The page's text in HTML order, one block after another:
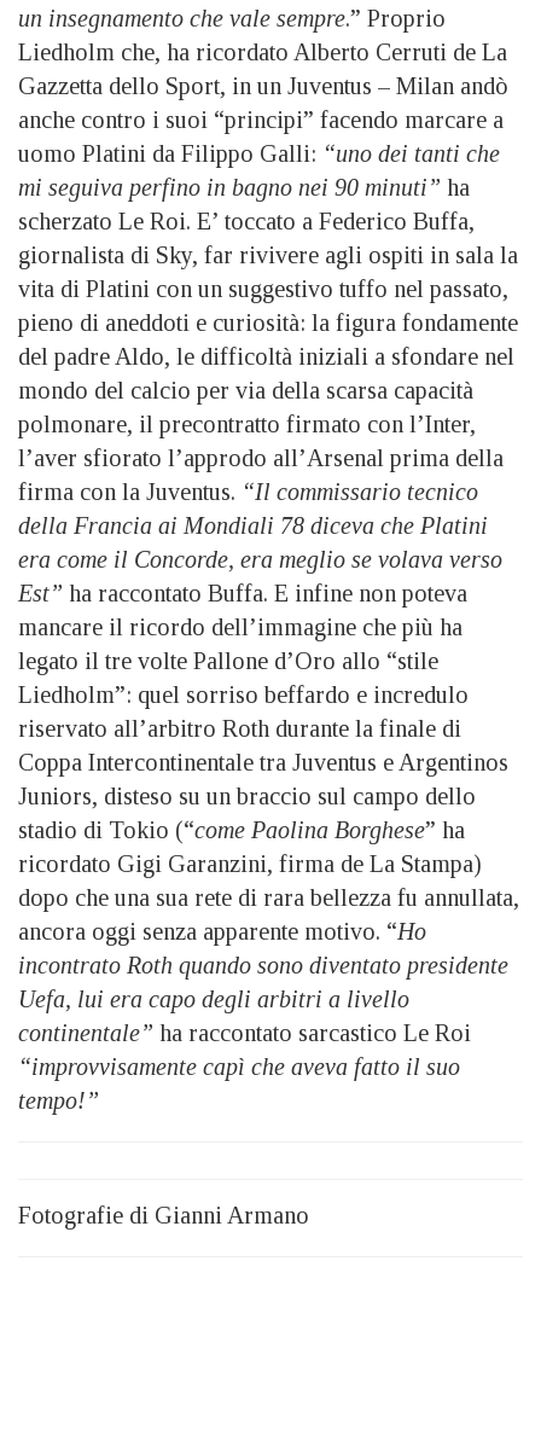
un insegnamento che vale sempre.” Proprio
Liedholm che, ha ricordato Alberto Cerruti de La
Gazzetta dello Sport, in un Juventus – Milan andò
anche contro i suoi “principi” facendo marcare a
uomo Platini da Filippo Galli: “uno dei tanti che
mi seguiva perfino in bagno nei 90 minuti” ha
scherzato Le Roi. E’ toccato a Federico Buffa,
giornalista di Sky, far rivivere agli ospiti in sala la
vita di Platini con un suggestivo tuffo nel passato,
pieno di aneddoti e curiosità: la figura fondamente
del padre Aldo, le difficoltà iniziali a sfondare nel
mondo del calcio per via della scarsa capacità
polmonare, il precontratto firmato con l’Inter,
l’aver sfiorato l’approdo all’Arsenal prima della
firma con la Juventus. “Il commissario tecnico
della Francia ai Mondiali 78 diceva che Platini
era come il Concorde, era meglio se volava verso
Est” ha raccontato Buffa. E infine non poteva
mancare il ricordo dell’immagine che più ha
legato il tre volte Pallone d’Oro allo “stile
Liedholm”: quel sorriso beffardo e incredulo
riservato all’arbitro Roth durante la finale di
Coppa Intercontinentale tra Juventus e Argentinos
Juniors, disteso su un braccio sul campo dello
stadio di Tokio (“come Paolina Borghese” ha
ricordato Gigi Garanzini, firma de La Stampa)
dopo che una sua rete di rara bellezza fu annullata,
ancora oggi senza apparente motivo. “Ho
incontrato Roth quando sono diventato presidente
Uefa, lui era capo degli arbitri a livello
continentale” ha raccontato sarcastico Le Roi
“improvvisamente capì che aveva fatto il suo
tempo!”
Fotografie di Gianni Armano